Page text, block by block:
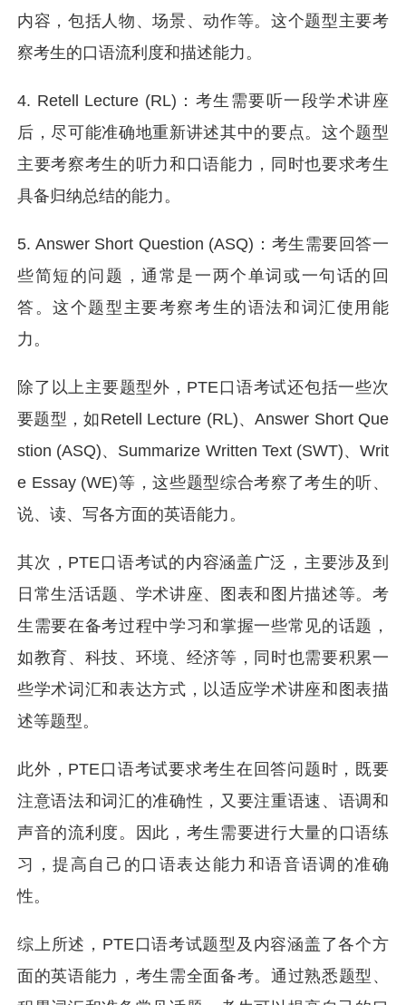
内容，包括人物、场景、动作等。这个题型主要考
察考生的口语流利度和描述能力。
4. Retell Lecture (RL)：考生需要听一段学术讲座
后，尽可能准确地重新讲述其中的要点。这个题型
主要考察考生的听力和口语能力，同时也要求考生
具备归纳总结的能力。
5. Answer Short Question (ASQ)：考生需要回答一
些简短的问题，通常是一两个单词或一句话的回
答。这个题型主要考察考生的语法和词汇使用能
力。
除了以上主要题型外，PTE口语考试还包括一些次
要题型，如Retell Lecture (RL)、Answer Short Que
stion (ASQ)、Summarize Written Text (SWT)、Writ
e Essay (WE)等，这些题型综合考察了考生的听、
说、读、写各方面的英语能力。
其次，PTE口语考试的内容涵盖广泛，主要涉及到
日常生活话题、学术讲座、图表和图片描述等。考
生需要在备考过程中学习和掌握一些常见的话题，
如教育、科技、环境、经济等，同时也需要积累一
些学术词汇和表达方式，以适应学术讲座和图表描
述等题型。
此外，PTE口语考试要求考生在回答问题时，既要
注意语法和词汇的准确性，又要注重语速、语调和
声音的流利度。因此，考生需要进行大量的口语练
习，提高自己的口语表达能力和语音语调的准确
性。
综上所述，PTE口语考试题型及内容涵盖了各个方
面的英语能力，考生需全面备考。通过熟悉题型、